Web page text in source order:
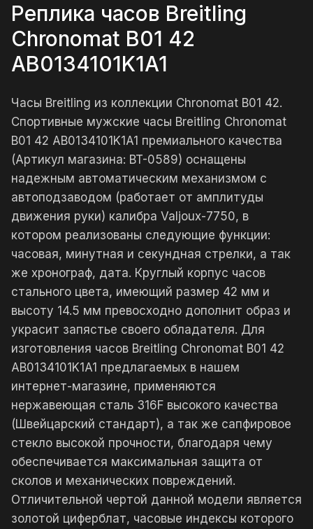
Реплика часов Breitling
Chronomat B01 42
AB0134101K1A1
Часы Breitling из коллекции Chronomat B01 42.
Спортивные мужские часы Breitling Chronomat
B01 42 AB0134101K1A1 премиального качества
(Артикул магазина: BT-0589) оснащены
надежным автоматическим механизмом с
автоподзаводом (работает от амплитуды
движения руки) калибра Valjoux-7750, в
котором реализованы следующие функции:
часовая, минутная и секундная стрелки, а так
же хронограф, дата. Круглый корпус часов
стального цвета, имеющий размер 42 мм и
высоту 14.5 мм превосходно дополнит образ и
украсит запястье своего обладателя. Для
изготовления часов Breitling Chronomat B01 42
AB0134101K1A1 предлагаемых в нашем
интернет-магазине, применяются
нержавеющая сталь 316F высокого качества
(Швейцарский стандарт), а так же сапфировое
стекло высокой прочности, благодаря чему
обеспечивается максимальная защита от
сколов и механических повреждений.
Отличительной чертой данной модели является
золотой циферблат, часовые индексы которого